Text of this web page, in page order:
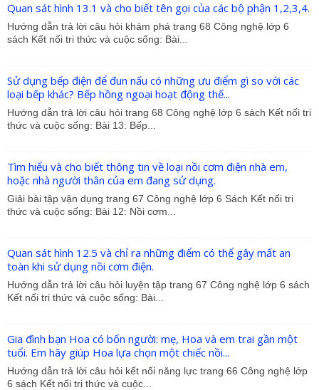
Quan sát hình 13.1 và cho biết tên gọi của các bộ phận 1,2,3,4.
Hướng dẫn trả lời câu hỏi khám phá trang 68 Công nghệ lớp 6
sách Kết nối tri thức và cuộc sống: Bài...
Sử dụng bếp điện để đun nấu có những ưu điểm gì so với các
loại bếp khác? Bếp hồng ngoại hoạt động thế...
Hướng dẫn trả lời câu hỏi trang 68 Công nghệ lớp 6 sách Kết nối tri
thức và cuộc sống: Bài 13: Bếp...
Tìm hiểu và cho biết thông tin về loại nồi cơm điện nhà em,
hoặc nhà người thân của em đang sử dụng.
Giải bài tập vận dụng trang 67 Công nghệ lớp 6 Sách Kết nối tri
thức và cuộc sống: Bài 12: Nồi cơm...
Quan sát hình 12.5 và chỉ ra những điểm có thể gây mất an
toàn khi sử dụng nồi cơm điện.
Hướng dẫn trả lời câu hỏi luyện tập trang 67 Công nghệ lớp 6 sách
Kết nối tri thức và cuộc sống: Bài...
Gia đình bạn Hoa có bốn người: mẹ, Hoa và em trai gần một
tuổi. Em hãy giúp Hoa lựa chọn một chiếc nồi...
Hướng dẫn trả lời câu hỏi kết nối năng lực trang 66 Công nghệ lớp
6 sách Kết nối tri thức và cuộc...